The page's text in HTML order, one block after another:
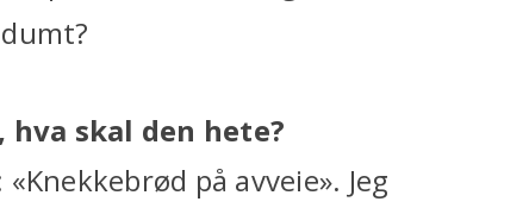
skal den hete?
på avveie». Jeg